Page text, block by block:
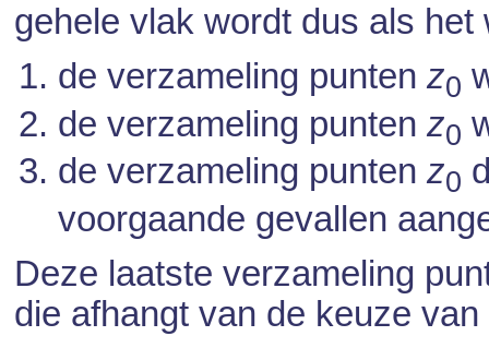
gehele vlak wordt dus als
de verzameling puntenz0
de verzameling puntenz0
de verzameling puntenz0
voorgaande gevallen
Deze laatste verzameling
die afhangt van de keuze van